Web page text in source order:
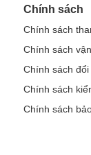
Chính sách
Chính sách
Chính sách
Chính sách đổi
Chính sách
Chính sách